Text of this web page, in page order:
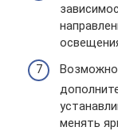
менять